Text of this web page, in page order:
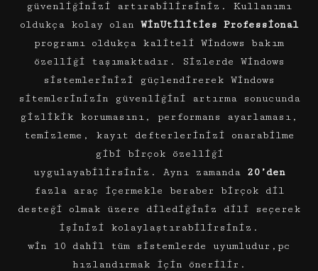
güvenliğinizi artırabilirsiniz. Kullanımı
oldukça kolay olan WinUtilities Professional
programı oldukça kaliteli Windows bakım
özelliği taşımaktadır. Sizlerde Windows
sistemlerinizi güçlendirerek Windows
sitemlerinizin güvenliğini artırma sonucunda
gizlikik korumasını, performans ayarlaması,
temizleme, kayıt defterlerinizi onarabilme
gibi birçok özelliği
uygulayabilirsiniz. Aynı zamanda 20’den
fazla araç içermekle beraber birçok dil
desteği olmak üzere dilediğiniz dili seçerek
işinizi kolaylaştırabilirsiniz.
win 10 dahil tüm sistemlerde uyumludur,pc
hızlandırmak için önerilir.